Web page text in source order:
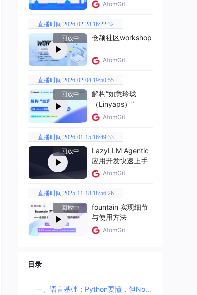
AtomGit
直播时间 2026-02-28 16:22:32
回放中
仓颉社区workshop
AtomGit
直播时间 2026-02-04 19:50:55
回放中
解构“如意玲珑
（Linyaps）”
AtomGit
直播时间 2026-01-15 16:49:33
回放中
LazyLLM Agentic
应用开发快速上手
AtomGit
直播时间 2025-11-18 18:56:26
回放中
fountain 实现细节
与使用方法
AtomGit
目录
一、语言基础：Python要懂，但Node.js/TS 才是你的主场